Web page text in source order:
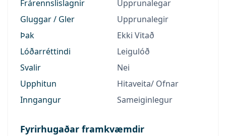
Frárennslislagnir
Upprunalegar
Gluggar / Gler
Upprunalegir
Þak
Ekki Vitað
Lóðarréttindi
Leigulóð
Svalir
Nei
Upphitun
Hitaveita/ Ofnar
Inngangur
Sameiginlegur
Fyrirhugaðar framkvæmdir